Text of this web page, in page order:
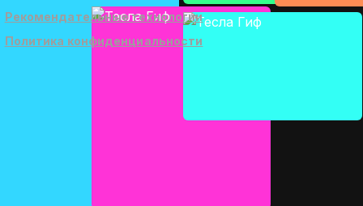
Рекомендательные технологии
Политика конфиденциальности